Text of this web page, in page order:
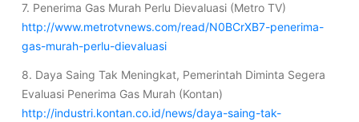
7. Penerima Gas Murah Perlu Dievaluasi (Metro TV)
http://www.metrotvnews.com/read/N0BCrXB7-penerima-
gas-murah-perlu-dievaluasi
8. Daya Saing Tak Meningkat, Pemerintah Diminta Segera
Evaluasi Penerima Gas Murah (Kontan)
http://industri.kontan.co.id/news/daya-saing-tak-